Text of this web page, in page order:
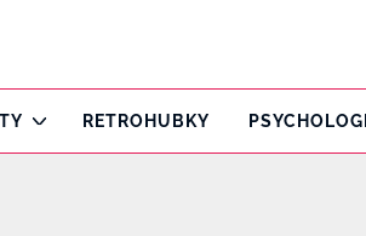
RETROHUBKY